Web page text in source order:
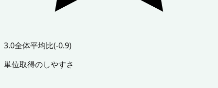
3.0全体平均比(-0.9)
単位取得のしやすさ